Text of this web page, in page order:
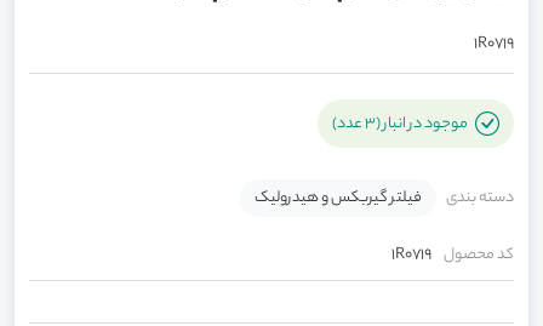
1R0719
موجود در انبار (3 عدد)
دسته بندی فیلتر گیربکس و هیدرولیک
کد محصول 1R0719